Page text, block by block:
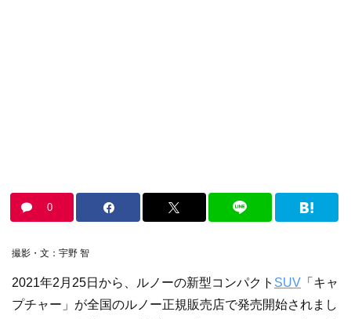
0
撮影・文：宇野 智
2021年2月25日から、ルノーの新型コンパクト SUV 「キャ
プチャー」が全国のルノー正規販売店で発売開始されまし